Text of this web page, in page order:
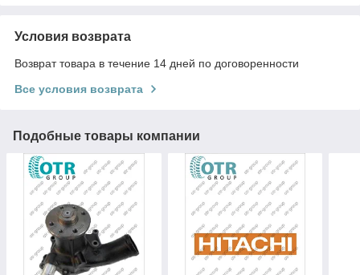
Условия возврата
Возврат товара в течение 14 дней по договоренности
Все условия возврата
Подобные товары компании